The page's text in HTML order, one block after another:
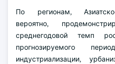
По регионам, Азиатско-
вероятно,
среднегодовой темп
прогнозируемого
индустриализации,